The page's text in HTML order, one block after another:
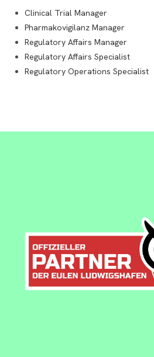
Clinical Trial Manager
Pharmakovigilanz Manager
Regulatory Affairs Manager
Regulatory Affairs Specialist
Regulatory Operations Specialist